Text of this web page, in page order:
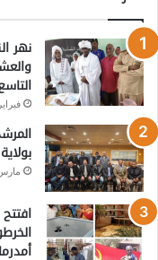
نهر
فبراير 6, 2025
مارس 20,